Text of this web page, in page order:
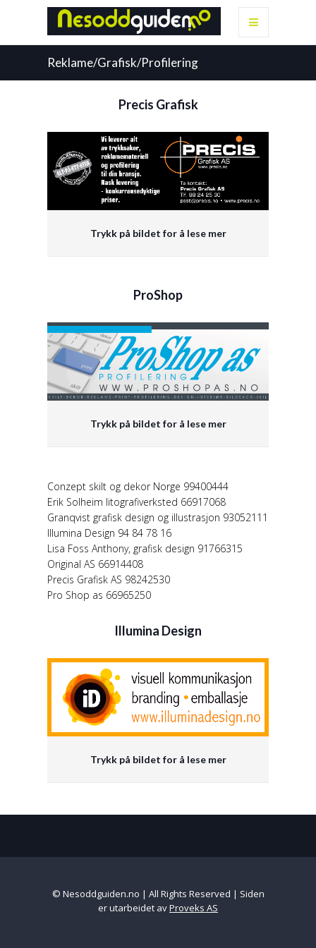
Reklame/Grafisk/Profilering
Precis Grafisk
Trykk på bildet for å lese mer
ProShop
Trykk på bildet for å lese mer
Conzept skilt og dekor Norge 99400444
Erik Solheim litografiverksted 66917068
Granqvist grafisk design og illustrasjon 93052111
Illumina Design 94 84 78 16
Lisa Foss Anthony, grafisk design 91766315
Original AS 66914408
Precis Grafisk AS 98242530
Pro Shop as 66965250
Illumina Design
Trykk på bildet for å lese mer
© Nesoddguiden.no | All Rights Reserved | Siden
er utarbeidet avProveks AS